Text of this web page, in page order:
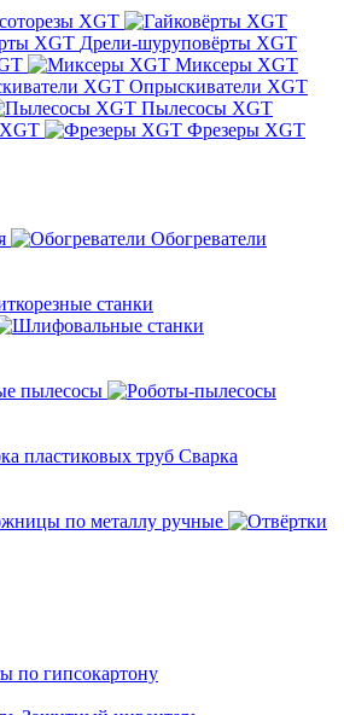
XGT
Дрели-шуруповёрты XGT
Миксеры XGT
Опрыскиватели XGT
Пылесосы XGT
Фрезеры XGT
Обогреватели
станки
пылесосы
Cварка
по металлу ручные
по гипсокартону